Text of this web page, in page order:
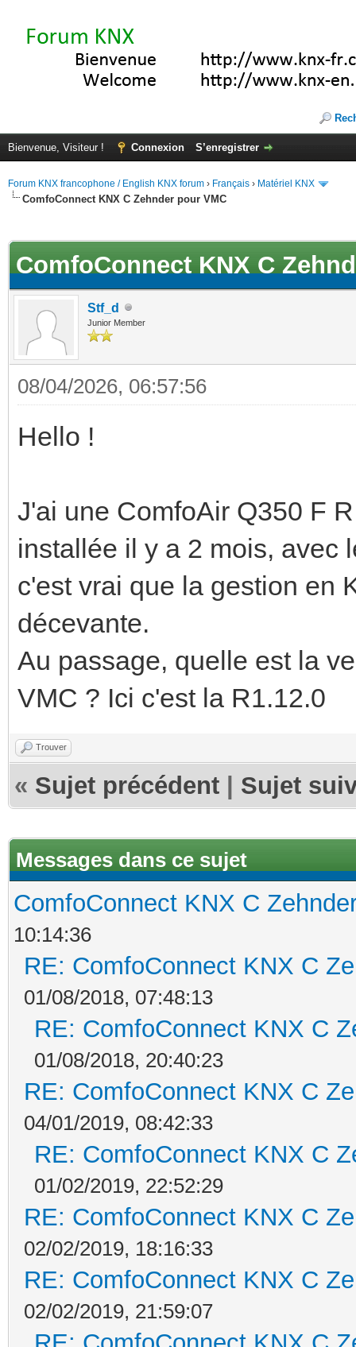
Bienvenue, Visiteur ! Connexion S’enregistrer
Forum KNX francophone / English KNX forum › Français › Matériel KNX
ComfoConnect KNX C Zehnder pour VMC
ComfoConnect KNX C
Stf_d
Junior Member
08/04/2026, 06:57:56
Hello !
J'ai une ComfoAir Q350 F
installée il y a 2 mois, avec
c'est vrai que la gestion en
décevante.
Au passage, quelle est la
VMC ? Ici c'est la R1.12.0
Trouver
« Sujet précédent Sujet
Messages dans ce sujet
ComfoConnect KNX C
10:14:36
RE: ComfoConnect KNX C
01/08/2018, 07:48:13
RE: ComfoConnect KNX C
01/08/2018, 20:40:23
RE: ComfoConnect KNX C
04/01/2019, 08:42:33
RE: ComfoConnect KNX C
01/02/2019, 22:52:29
RE: ComfoConnect KNX C
02/02/2019, 18:16:33
RE: ComfoConnect KNX C
02/02/2019, 21:59:07